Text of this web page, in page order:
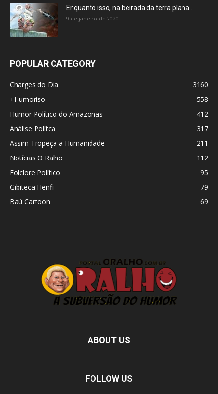
Enquanto isso, na beirada da terra plana…
9 de janeiro de 2020
POPULAR CATEGORY
Charges do Dia
3160
+Humoriso
558
Humor Político do Amazonas
412
Análise Polítca
317
Assim Tropeça a Humanidade
211
Notícias O Ralho
112
Folclore Político
95
Gibiteca Henfil
79
Baú Cartoon
69
ABOUT US
FOLLOW US